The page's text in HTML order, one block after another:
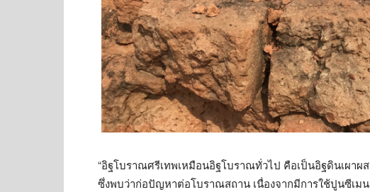
“อิฐโบราณศรีเทพเหมือนอิฐโบราณทั่วไป คือเป็นอิฐดินเผา
ซึ่งพบว่าก่อปัญหาต่อโบราณสถาน เนื่องจากมีการใช้ปูนซีเม